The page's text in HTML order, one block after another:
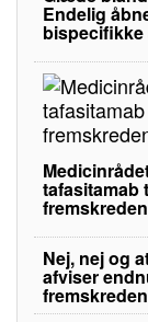
Endelig
tafasitamab
Nej, nej og
afviser